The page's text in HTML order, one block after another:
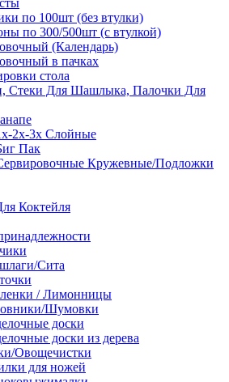
по 100шт (без втулки)
по 300/500шт (с втулкой)
(Календарь)
в пачках
стола
Стеки Для Шашлыка, Палочки Для
2х-3х Слойные
Пак
Кружевные/Подложки
Коктейля
Сита
/ Лимонницы
Шумовки
доски
доски из дерева
Овощечистки
для ножей